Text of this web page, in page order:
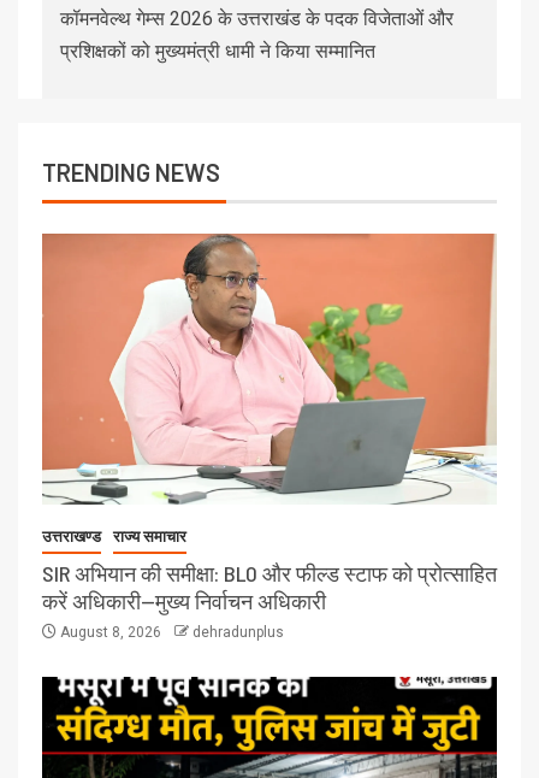
कॉमनवेल्थ गेम्स 2026 के उत्तराखंड के पदक विजेताओं और
प्रशिक्षकों को मुख्यमंत्री धामी ने किया सम्मानित
TRENDING NEWS
उत्तराखण्ड राज्य समाचार
SIR अभियान की समीक्षा: BLO और फील्ड स्टाफ को प्रोत्साहित
करें अधिकारी—मुख्य निर्वाचन अधिकारी
August 8, 2026 dehradunplus